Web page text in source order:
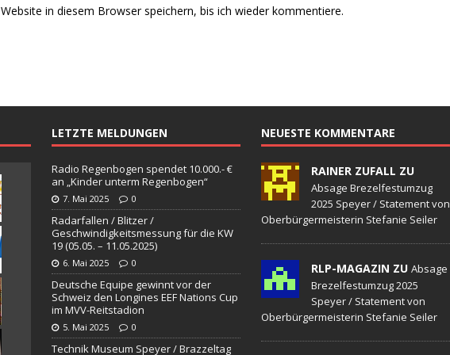
in diesem Browser speichern, bis ich wieder kommentiere.
LETZTE MELDUNGEN
Radio Regenbogen spendet 10.000.- €
an „Kinder unterm Regenbogen“
7. Mai 2025 0
Radarfallen / Blitzer /
Geschwindigkeitsmessung für die KW
19 (05.05. – 11.05.2025)
6. Mai 2025 0
Deutsche Equipe gewinnt vor der
Schweiz den Longines EEF Nations Cup
im MVV-Reitstadion
5. Mai 2025 0
Technik Museum Speyer / Brazzeltag
NEUESTE KOMMENTARE
RAINER ZUFALL ZU
Absage Brezelfestumzug
2025 Speyer / Statement von
Oberbürgermeisterin Stefanie Seiler
RLP-MAGAZIN ZU Absage
Brezelfestumzug 2025
Speyer / Statement von
Oberbürgermeisterin Stefanie Seiler